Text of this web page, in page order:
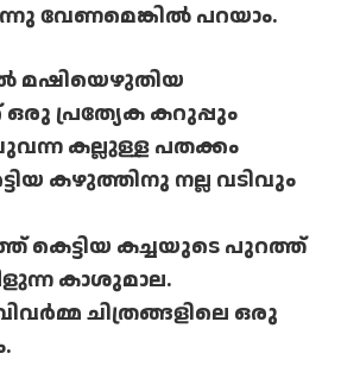
വേണമെങ്കില്‍ പറയാം.
മഷിയെഴുതിയ
പ്രത്യേക കറുപ്പും
കല്ലുള്ള പതക്കം
കഴുത്തിനു നല്ല വടിവും
കെട്ടിയ കച്ചയുടെ പുറത്ത്
കാശുമാല.
ചിത്രങ്ങളിലെ ഒരു